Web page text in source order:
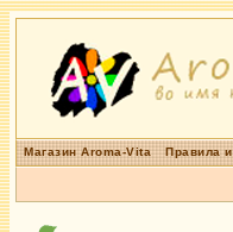
Магазин Aroma-Vita Правила